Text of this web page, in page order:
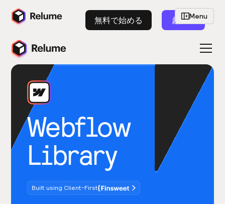
無料で始める 起動
Webflow
Library
Built using Client-First
Menu